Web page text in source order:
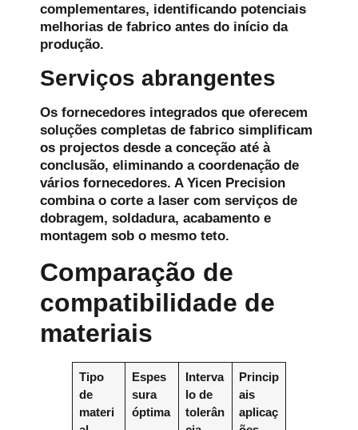
complementares, identificando potenciais
melhorias de fabrico antes do início da
produção.
Serviços abrangentes
Os fornecedores integrados que oferecem
soluções completas de fabrico simplificam
os projectos desde a conceção até à
conclusão, eliminando a coordenação de
vários fornecedores. A Yicen Precision
combina o corte a laser com serviços de
dobragem, soldadura, acabamento e
montagem sob o mesmo teto.
Comparação de
compatibilidade de
materiais
Tipo
de
materi
Espes
sura
óptima
Interva
lo de
tolerân
Princip
ais
aplicaç